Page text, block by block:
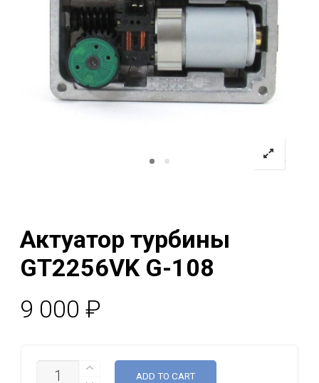
Актуатор турбины
GT2256VK G-108
9 000₽
QUANTITY
ADD TO CART